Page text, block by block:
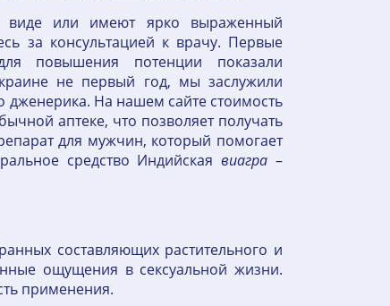
или имеют ярко выраженный
за консультацией к врачу. Первые
повышения потенции показали
не первый год, мы заслужили
дженерика. На нашем сайте стоимость
аптеке, что позволяет получать
для мужчин, который помогает
средство Индийскаявиагра –
составляющих растительного и
ощущения в сексуальной жизни.
применения.